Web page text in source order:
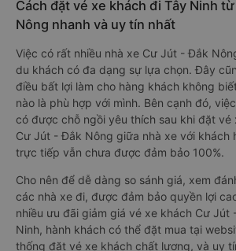
Cách đặt vé xe khách đi Tây Ninh
Nông nhanh và uy tín nhất
Việc có rất nhiều nhà xe Cư Jút - Đắk
du khách có đa dạng sự lựa chọn. Đây
điều bất lợi làm cho hàng khách không
nào là phù hợp với mình. Bên cạnh đó,
có được chỗ ngồi yêu thích sau khi đặt vé
Cư Jút - Đắk Nông giữa nhà xe với khách
trực tiếp vẫn chưa được đảm bảo 100%.
Cho nên để dễ dàng so sánh giá, xem
các nhà xe đi, được đảm bảo quyền lợi
nhiều ưu đãi giảm giá vé xe khách Cư Jút
Ninh, hành khách có thể đặt mua tại
thống đặt vé xe khách chất lượng, và uy